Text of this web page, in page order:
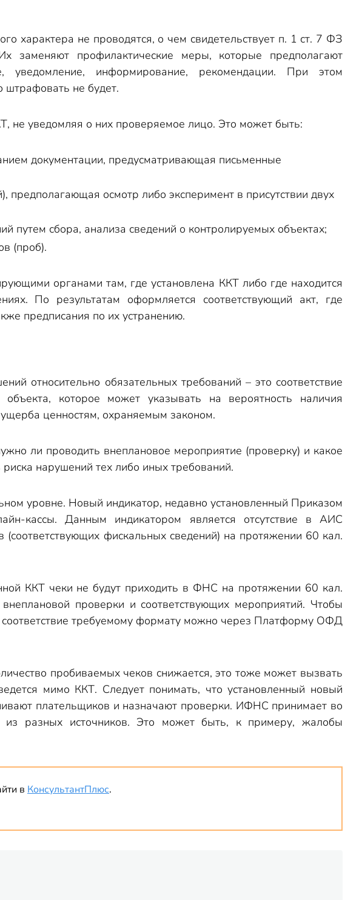
характера не проводятся, о чем свидетельствует п. 1 ст. 7 ФЗ
профилактические меры, которые предполагают
уведомление, информирование, рекомендации. При этом
штрафовать не будет.
уведомляя о них проверяемое лицо. Это может быть:
документации, предусматривающая письменные
предполагающая осмотр либо эксперимент в присутствии двух
путем сбора, анализа сведений о контролируемых объектах;
(проб).
органами там, где установлена ККТ либо где находится
По результатам оформляется соответствующий акт, где
предписания по их устранению.
относительно обязательных требований – это соответствие
которое может указывать на вероятность наличия
ценностям, охраняемым законом.
ли проводить внеплановое мероприятие (проверку) и какое
нарушений тех либо иных требований.
уровне. Новый индикатор, недавно установленный Приказом
кассы. Данным индикатором является отсутствие в АИС
фискальных сведений) на протяжении 60 кал.
ККТ чеки не будут приходить в ФНС на протяжении 60 кал.
проверки и соответствующих мероприятий. Чтобы
требуемому формату можно через Платформу ОФД
пробиваемых чеков снижается, это тоже может вызвать
мимо ККТ. Следует понимать, что установленный новый
плательщиков и назначают проверки. ИФНС принимает во
разных источников. Это может быть, к примеру, жалобы
в КонсультантПлюс.